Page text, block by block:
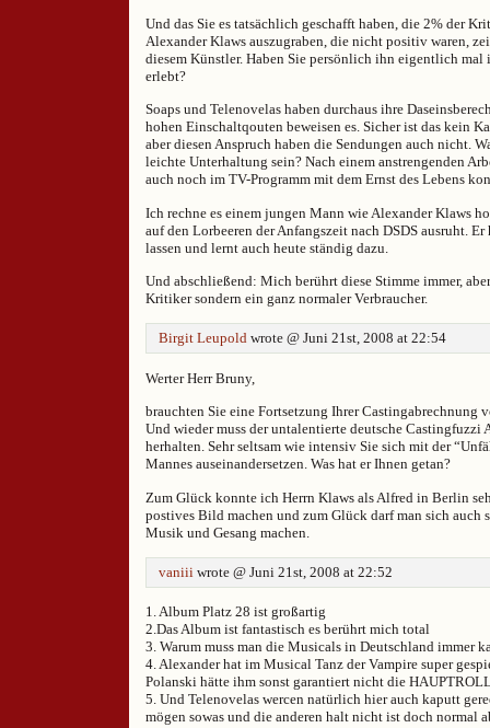
Und das Sie es tatsächlich geschafft haben, die 2% der
Alexander Klaws auszugraben, die nicht positiv waren,
diesem Künstler. Haben Sie persönlich ihn eigentlich mal
erlebt?
Soaps und Telenovelas haben durchaus ihre
hohen Einschaltqouten beweisen es. Sicher ist das kein
aber diesen Anspruch haben die Sendungen auch nicht.
leichte Unterhaltung sein? Nach einem anstrengenden
auch noch im TV-Programm mit dem Ernst des Lebens
Ich rechne es einem jungen Mann wie Alexander Klaws
auf den Lorbeeren der Anfangszeit nach DSDS ausruht.
lassen und lernt auch heute ständig dazu.
Und abschließend: Mich berührt diese Stimme immer,
Kritiker sondern ein ganz normaler Verbraucher.
Birgit Leupold wrote @ Juni 21st, 2008 at 22:54
Werter Herr Bruny,
brauchten Sie eine Fortsetzung Ihrer Castingabrechnung
Und wieder muss der untalentierte deutsche Castingfuzzi
herhalten. Sehr seltsam wie intensiv Sie sich mit der
Mannes auseinandersetzen. Was hat er Ihnen getan?
Zum Glück konnte ich Herrn Klaws als Alfred in Berlin
postives Bild machen und zum Glück darf man sich auch
Musik und Gesang machen.
vaniii wrote @ Juni 21st, 2008 at 22:52
1. Album Platz 28 ist großartig
2.Das Album ist fantastisch es berührt mich total
3. Warum muss man die Musicals in Deutschland immer
4. Alexander hat im Musical Tanz der Vampire super
Polanski hätte ihm sonst garantiert nicht die
5. Und Telenovelas wercen natürlich hier auch kaputt
mögen sowas und die anderen halt nicht ist doch normal